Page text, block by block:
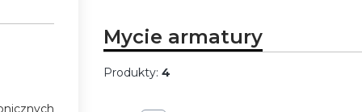
Mycie armatury
Produkty: 4